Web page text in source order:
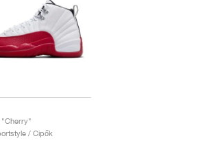
"Cherry"
/ Cipők